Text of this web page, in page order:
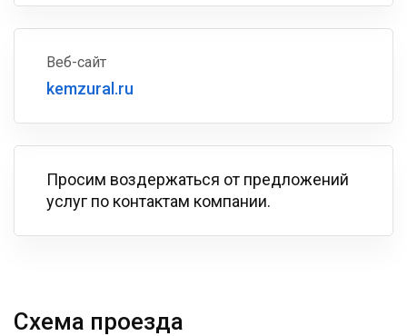
Веб-сайт
kemzural.ru
Просим воздержаться от предложений
услуг по контактам компании.
Схема проезда